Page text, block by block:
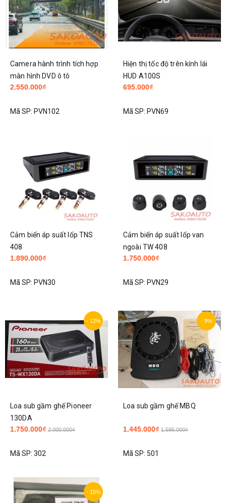
Camera hành trình tích hợp
màn hình DVD ô tô
2.550.000₫
Mã SP: PVN102
Hiện thị tốc độ trên kính lái
HUD A100S
695.000₫
Mã SP: PVN69
Cảm biến áp suất lốp TNS
408
1.890.000₫
Mã SP: PVN30
Cảm biến áp suất lốp van
ngoài TW 408
1.750.000₫
Mã SP: PVN29
- 12%
Loa sub gầm ghế Pioneer
130DA
1.750.000₫ 2.000.000₫
Mã SP: 302
- 9%
Loa sub gầm ghế MBQ
1.445.000₫ 1.595.000₫
Mã SP: 501
- 15%